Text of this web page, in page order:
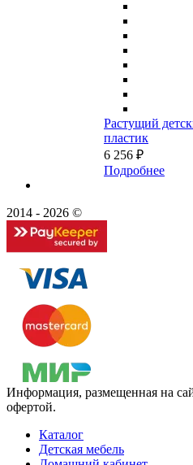
Растущий
пластик
6 256 ₽
Подробнее
2014 - 2026 ©
Информация, размещенная на
офертой.
Каталог
Детская мебель